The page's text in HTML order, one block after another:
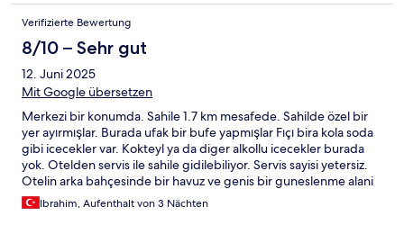
Verifizierte Bewertung
8/10 – Sehr gut
12. Juni 2025
Mit Google übersetzen
Merkezi bir konumda. Sahile 1.7 km mesafede. Sahilde özel bir
yer ayırmışlar. Burada ufak bir bufe yapmışlar Fıçı bira kola soda
gibi icecekler var. Kokteyl ya da diger alkollu icecekler burada
yok. Otelden servis ile sahile gidilebiliyor. Servis sayisi yetersiz.
Otelin arka bahçesinde bir havuz ve genis bir guneslenme alani
var. Yemek cesidi az fakat lezzetli degil. Çıkan ürünler oldukca iyi
fakat lezzetli pişmemiş. Buna otelin bir çözüm bulmasi gerekiyor.
Ibrahim, Aufenthalt von 3 Nächten